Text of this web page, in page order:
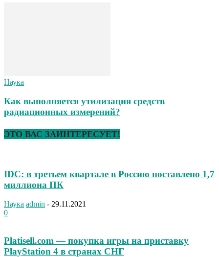
Наука
Как выполняется утилизация средств
радиационных измерений?
ЭТО ВАС ЗАИНТЕРЕСУЕТ!
IDC: в третьем квартале в Россию поставлено 1,7
миллиона ПК
Наука admin - 29.11.2021
0
Platisell.com — покупка игры на приставку
PlayStation 4 в странах СНГ